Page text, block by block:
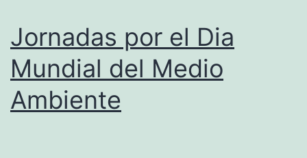
Jornadas por el Dia
Mundial del Medio
Ambiente